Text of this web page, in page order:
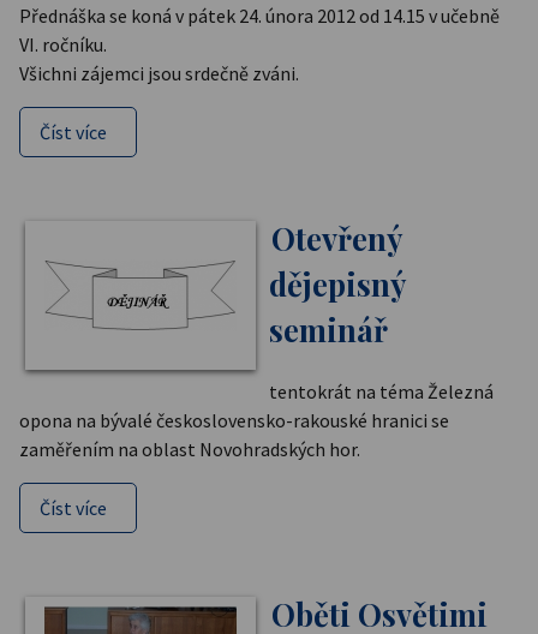
Přednáška se koná v pátek 24. února 2012 od 14.15 v učebně
VI. ročníku.
Všichni zájemci jsou srdečně zváni.
Číst více
Otevřený
dějepisný
seminář
tentokrát na téma Železná
opona na bývalé československo-rakouské hranici se
zaměřením na oblast Novohradských hor.
Číst více
Oběti Osvětimi